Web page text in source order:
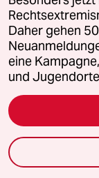
Bereits jetzt
Energie im
kommen.
Boreas hier
Etwas am
kräftiger Mann
Jelmar
Daher gehen
eine
und